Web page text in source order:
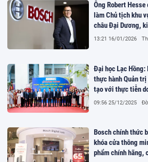
Ông Robert
làm Chủ tịch khu
châu Đại Dương,
Bosch Singapore
13:21 16/01/2026
Đại học Lạc Hồng: Khánh thành Phòng
thực hành Quản
tạo với thực tiễn
09:56 25/12/2025
Bosch chính thức
khóa cửa thông
phẩm chính hãng,